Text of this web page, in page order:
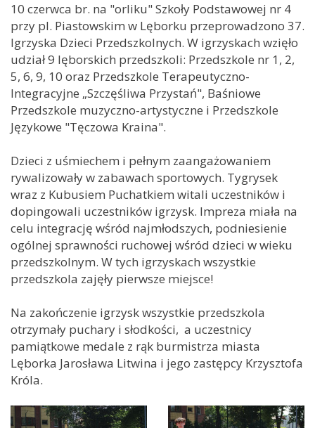
10 czerwca br. na "orliku" Szkoły Podstawowej nr 4
przy pl. Piastowskim w Lęborku przeprowadzono 37.
Igrzyska Dzieci Przedszkolnych. W igrzyskach wzięło
udział 9 lęborskich przedszkoli: Przedszkole nr 1, 2,
5, 6, 9, 10 oraz Przedszkole Terapeutyczno-
Integracyjne „Szczęśliwa Przystań", Baśniowe
Przedszkole muzyczno-artystyczne i Przedszkole
Językowe "Tęczowa Kraina".
Dzieci z uśmiechem i pełnym zaangażowaniem
rywalizowały w zabawach sportowych. Tygrysek
wraz z Kubusiem Puchatkiem witali uczestników i
dopingowali uczestników igrzysk. Impreza miała na
celu integrację wśród najmłodszych, podniesienie
ogólnej sprawności ruchowej wśród dzieci w wieku
przedszkolnym. W tych igrzyskach wszystkie
przedszkola zajęły pierwsze miejsce!
Na zakończenie igrzysk wszystkie przedszkola
otrzymały puchary i słodkości, a uczestnicy
pamiątkowe medale z rąk burmistrza miasta
Lęborka Jarosława Litwina i jego zastępcy Krzysztofa
Króla.